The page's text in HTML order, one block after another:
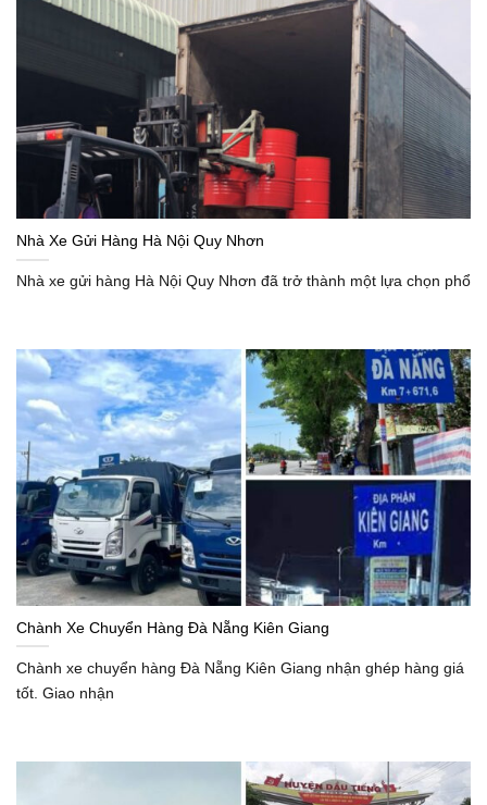
Nhà Xe Gửi Hàng Hà Nội Quy Nhơn
Nhà xe gửi hàng Hà Nội Quy Nhơn đã trở thành một lựa chọn phổ
Chành Xe Chuyển Hàng Đà Nẵng Kiên Giang
Chành xe chuyển hàng Đà Nẵng Kiên Giang nhận ghép hàng giá
tốt. Giao nhận